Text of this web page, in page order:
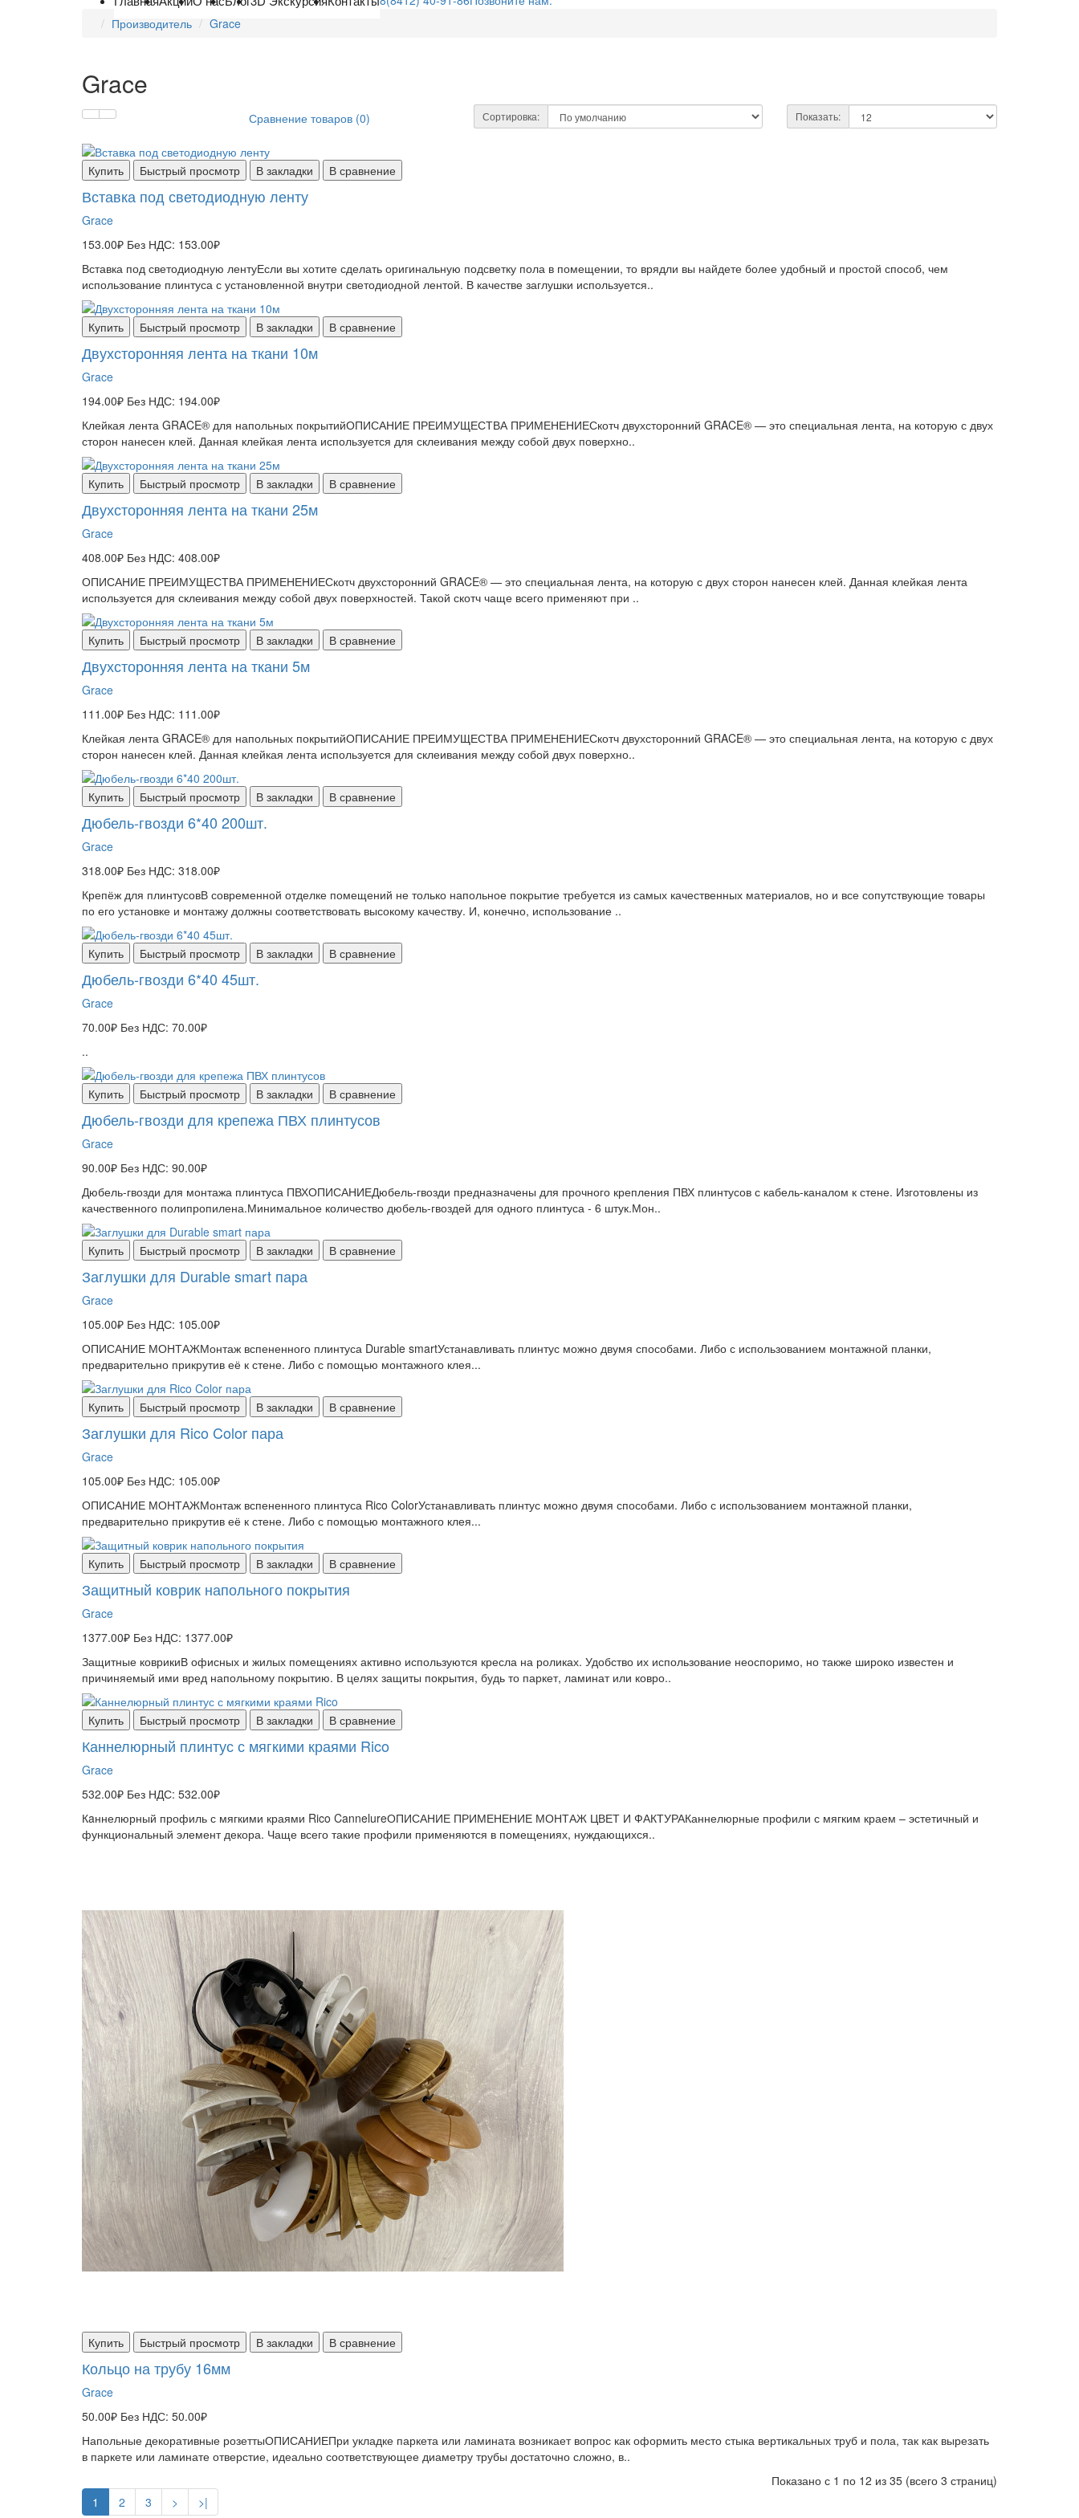
Производитель
Grace
Grace
Сравнение товаров (0) Сортировка: Показать:
Купить Быстрый просмотр В закладки В сравнение
Вставка под светодиодную ленту
Grace
153.00₽ Без НДС: 153.00₽
Вставка под светодиодную лентуЕсли вы хотите сделать оригинальную подсветку пола в помещении, то врядли вы найдете более удобный и простой способ, чем
использование плинтуса с установленной внутри светодиодной лентой. В качестве заглушки используется..
Купить Быстрый просмотр В закладки В сравнение
Двухсторонняя лента на ткани 10м
Grace
194.00₽ Без НДС: 194.00₽
Клейкая лента GRACE® для напольных покрытийОПИСАНИЕ ПРЕИМУЩЕСТВА ПРИМЕНЕНИЕСкотч двухсторонний GRACE® — это специальная лента, на которую с двух
сторон нанесен клей. Данная клейкая лента используется для склеивания между собой двух поверхно..
Купить Быстрый просмотр В закладки В сравнение
Двухсторонняя лента на ткани 25м
Grace
408.00₽ Без НДС: 408.00₽
ОПИСАНИЕ ПРЕИМУЩЕСТВА ПРИМЕНЕНИЕСкотч двухсторонний GRACE® — это специальная лента, на которую с двух сторон нанесен клей. Данная клейкая лента
используется для склеивания между собой двух поверхностей. Такой скотч чаще всего применяют при ..
Купить Быстрый просмотр В закладки В сравнение
Двухсторонняя лента на ткани 5м
Grace
111.00₽ Без НДС: 111.00₽
Клейкая лента GRACE® для напольных покрытийОПИСАНИЕ ПРЕИМУЩЕСТВА ПРИМЕНЕНИЕСкотч двухсторонний GRACE® — это специальная лента, на которую с двух
сторон нанесен клей. Данная клейкая лента используется для склеивания между собой двух поверхно..
Купить Быстрый просмотр В закладки В сравнение
Дюбель-гвозди 6*40 200шт.
Grace
318.00₽ Без НДС: 318.00₽
Крепёж для плинтусовВ современной отделке помещений не только напольное покрытие требуется из самых качественных материалов, но и все сопутствующие товары
по его установке и монтажу должны соответствовать высокому качеству. И, конечно, использование ..
Купить Быстрый просмотр В закладки В сравнение
Дюбель-гвозди 6*40 45шт.
Grace
70.00₽ Без НДС: 70.00₽
..
Купить Быстрый просмотр В закладки В сравнение
Дюбель-гвозди для крепежа ПВХ плинтусов
Grace
90.00₽ Без НДС: 90.00₽
Дюбель-гвозди для монтажа плинтуса ПВХОПИСАНИЕДюбель-гвозди предназначены для прочного крепления ПВХ плинтусов с кабель-каналом к стене. Изготовлены из
качественного полипропилена.Минимальное количество дюбель-гвоздей для одного плинтуса - 6 штук.Мон..
Купить Быстрый просмотр В закладки В сравнение
Заглушки для Durable smart пара
Grace
105.00₽ Без НДС: 105.00₽
ОПИСАНИЕ МОНТАЖМонтаж вспененного плинтуса Durable smartУстанавливать плинтус можно двумя способами. Либо с использованием монтажной планки,
предварительно прикрутив её к стене. Либо с помощью монтажного клея...
Купить Быстрый просмотр В закладки В сравнение
Заглушки для Rico Color пара
Grace
105.00₽ Без НДС: 105.00₽
ОПИСАНИЕ МОНТАЖМонтаж вспененного плинтуса Rico ColorУстанавливать плинтус можно двумя способами. Либо с использованием монтажной планки,
предварительно прикрутив её к стене. Либо с помощью монтажного клея...
Купить Быстрый просмотр В закладки В сравнение
Защитный коврик напольного покрытия
Grace
1377.00₽ Без НДС: 1377.00₽
Защитные коврикиВ офисных и жилых помещениях активно используются кресла на роликах. Удобство их использование неоспоримо, но также широко известен и
причиняемый ими вред напольному покрытию. В целях защиты покрытия, будь то паркет, ламинат или ковро..
Купить Быстрый просмотр В закладки В сравнение
Каннелюрный плинтус с мягкими краями Rico
Grace
532.00₽ Без НДС: 532.00₽
Кaннелюрный профиль с мягкими краями Rico CannelureОПИСАНИЕ ПРИМЕНЕНИЕ МОНТАЖ ЦВЕТ И ФАКТУРАКаннелюрные профили с мягким краем – эстетичный и
функциональный элемент декора. Чаще всего такие профили применяются в помещениях, нуждающихся..
Купить Быстрый просмотр В закладки В сравнение
Кольцо на трубу 16мм
Grace
50.00₽ Без НДС: 50.00₽
Напольные декоративные розеттыОПИСАНИЕПри укладке паркета или ламината возникает вопрос как оформить место стыка вертикальных труб и пола, так как вырезать
в паркете или ламинате отверстие, идеально соответствующее диаметру трубы достаточно сложно, в..
1 2 3 > >|
Показано с 1 по 12 из 35 (всего 3 страниц)